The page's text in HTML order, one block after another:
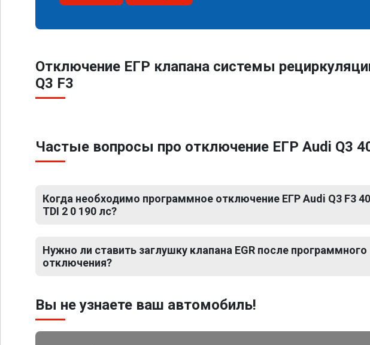
Отключение ЕГР клапана системы
Q3 F3
Частые вопросы про отключение ЕГР Audi Q3
Когда необходимо программное отключение ЕГР Audi Q3 F3 40
TDI 2 0 190 лс?
Нужно ли ставить заглушку клапана EGR после программного
отключения?
Вы не узнаете ваш автомобиль!